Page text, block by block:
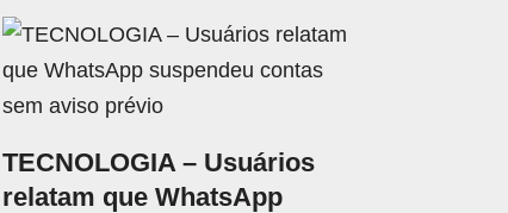
TECNOLOGIA – Usuários
relatam que WhatsApp